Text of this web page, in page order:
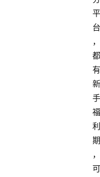
平
台
，
都
有
新
手
福
利
期
，
可